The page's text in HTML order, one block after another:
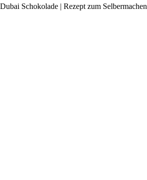
Dubai Schokolade | Rezept zum Selbermachen